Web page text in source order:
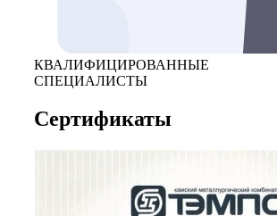
КВАЛИФИЦИРОВАННЫЕ
СПЕЦИАЛИСТЫ
Сертификаты